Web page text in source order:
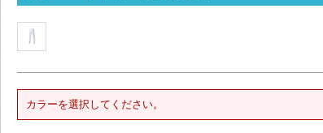
カラーを選択してください。